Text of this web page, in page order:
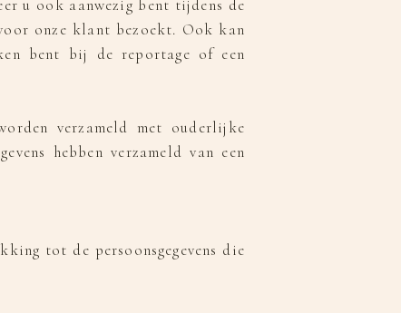
u ook aanwezig bent tijdens de
onze klant bezoekt. Ook kan
bent bij de reportage of een
verzameld met ouderlijke
hebben verzameld van een
tot de persoonsgegevens die